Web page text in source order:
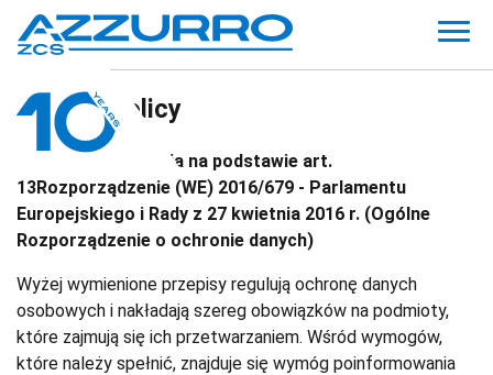
Privacy policy
Dotyczy: Informacja na podstawie art.
13Rozporządzenie (WE) 2016/679 - Parlamentu
Europejskiego i Rady z 27 kwietnia 2016 r. (Ogólne
Rozporządzenie o ochronie danych)
Wyżej wymienione przepisy regulują ochronę danych
osobowych i nakładają szereg obowiązków na podmioty,
które zajmują się ich przetwarzaniem. Wśród wymogów,
które należy spełnić, znajduje się wymóg poinformowania